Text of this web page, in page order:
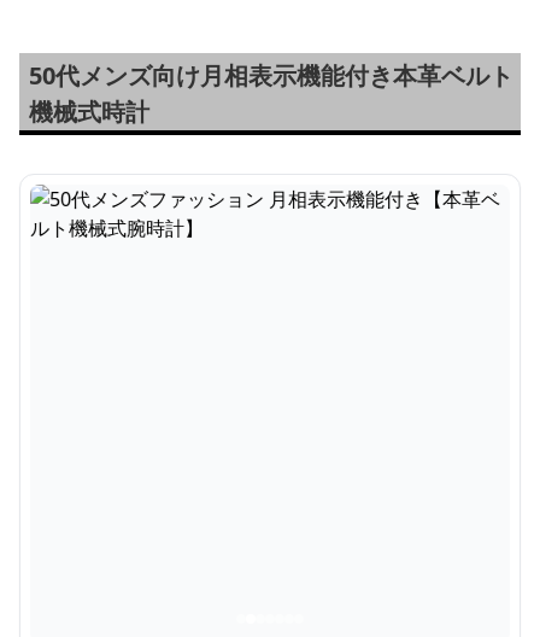
50代メンズ向け月相表示機能付き本革ベルト
機械式時計